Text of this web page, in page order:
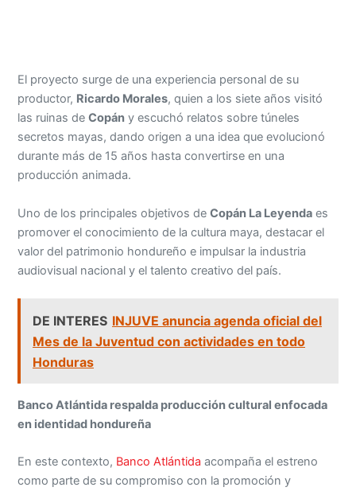
El proyecto surge de una experiencia personal de su
productor, Ricardo Morales, quien a los siete años visitó
las ruinas deCopán y escuchó relatos sobre túneles
secretos mayas, dando origen a una idea que evolucionó
durante más de 15 años hasta convertirse en una
producción animada.
Uno de los principales objetivos deCopán La Leyenda es
promover el conocimiento de la cultura maya, destacar el
valor del patrimonio hondureño e impulsar la industria
audiovisual nacional y el talento creativo del país.
DE INTERES INJUVE anuncia agenda oficial del
Mes de la Juventud con actividades en todo
Honduras
Banco Atlántida respalda producción cultural enfocada
en identidad hondureña
En este contexto, Banco Atlántida acompaña el estreno
como parte de su compromiso con la promoción y